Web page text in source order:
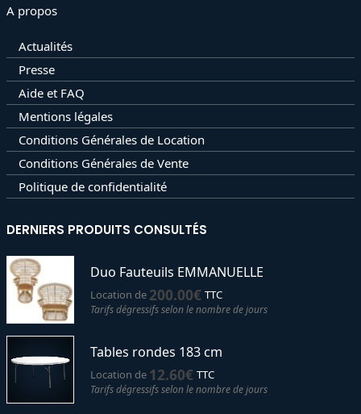
A propos
Actualités
Presse
Aide et FAQ
Mentions légales
Conditions Générales de Location
Conditions Générales de Vente
Politique de confidentialité
DERNIERS PRODUITS CONSULTÉS
Duo Fauteuils EMMANUELLE
Location de 200.00€ TTC
Tarifs dégressifs selon le nombre de jours
Tables rondes 183 cm
Location de 12.60€ TTC
Tarifs dégressifs selon le nombre de jours